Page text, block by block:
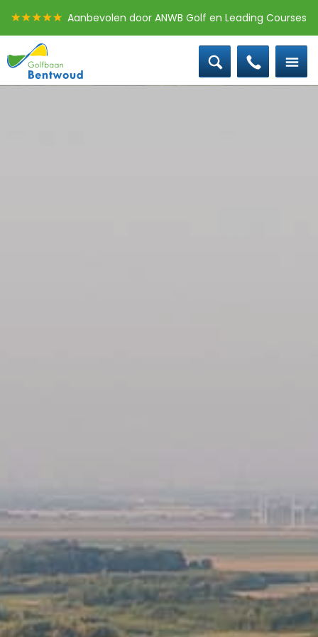
Aanbevolen door ANWB Golf en Leading Courses
0172 - 58 30 10 Offerte groepen
Baanstatus Boek een les